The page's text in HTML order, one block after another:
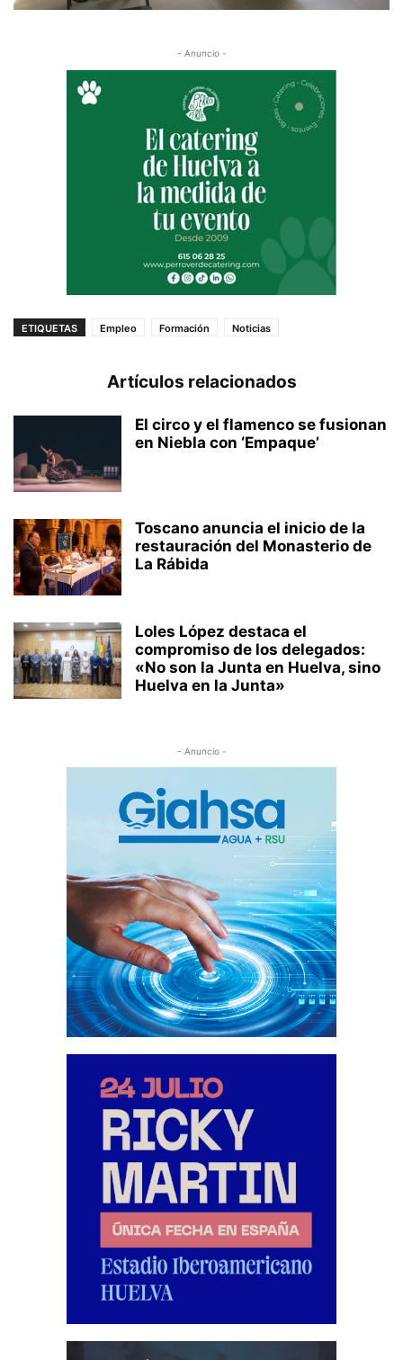
- Anuncio -
ETIQUETAS Empleo Formación Noticias
Artículos relacionados
El circo y el flamenco se fusionan
en Niebla con ‘Empaque’
Toscano anuncia el inicio de la
restauración del Monasterio de
La Rábida
Loles López destaca el
compromiso de los delegados:
«No son la Junta en Huelva, sino
Huelva en la Junta»
- Anuncio -